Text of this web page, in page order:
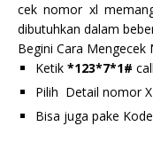
cek nomor xl
dibutuhkan dalam
Begini Cara Mengecek
Ketik *123*7*1#
Pilih Detail nomor
Bisa juga pake Kode